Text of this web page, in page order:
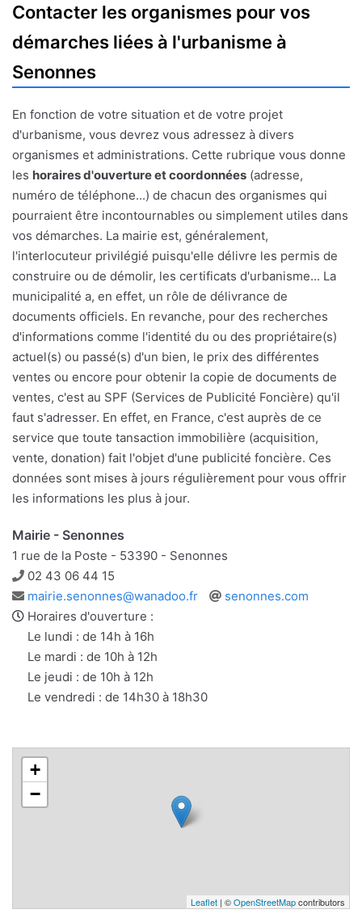
Contacter les organismes pour vos
démarches liées à l'urbanisme à
Senonnes
En fonction de votre situation et de votre projet
d'urbanisme, vous devrez vous adressez à divers
organismes et administrations. Cette rubrique vous donne
les horaires d'ouverture et coordonnées (adresse,
numéro de téléphone...) de chacun des organismes qui
pourraient être incontournables ou simplement utiles dans
vos démarches. La mairie est, généralement,
l'interlocuteur privilégié puisqu'elle délivre les permis de
construire ou de démolir, les certificats d'urbanisme... La
municipalité a, en effet, un rôle de délivrance de
documents officiels. En revanche, pour des recherches
d'informations comme l'identité du ou des propriétaire(s)
actuel(s) ou passé(s) d'un bien, le prix des différentes
ventes ou encore pour obtenir la copie de documents de
ventes, c'est au SPF (Services de Publicité Foncière) qu'il
faut s'adresser. En effet, en France, c'est auprès de ce
service que toute tansaction immobilière (acquisition,
vente, donation) fait l'objet d'une publicité foncière. Ces
données sont mises à jours régulièrement pour vous offrir
les informations les plus à jour.
Mairie - Senonnes
1 rue de la Poste - 53390 - Senonnes
Téléphone
02 43 06 44 15
Adresse
e-
mail
mairie.senonnes@wanadoo.fr
Site
senonnes.com
Horaires d'ouverture :
Le lundi : de 14h à 16h
Le mardi : de 10h à 12h
Le jeudi : de 10h à 12h
Le vendredi : de 14h30 à 18h30
+
−
Leaflet | ©OpenStreetMapcontributors